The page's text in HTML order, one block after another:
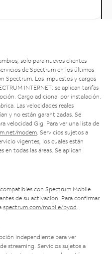
solo para nuevos clientes
de Spectrum en los últimos
Spectrum. Los impuestos y cargos
INTERNET: se aplican tarifas
Cargo adicional por instalación.
Las velocidades reales
y no están garantizadas. Se
velocidad Gig. Para ver una lista de
modem . Servicios sujetos a
vigentes, los cuales están
en todas las áreas. Se aplican
con Spectrum Mobile.
de su activación. Para confirmar
spectrum.com/mobile/byod
independiente para ver
streaming. Servicios sujetos a